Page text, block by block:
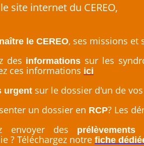
site internet du CEREO,
le CEREO, ses missions
des informations sur les
ces informations ici
urgent sur le dossier d'un de
un dossier en RCP? Les
envoyer des
prélèvements
? Téléchargez notre fiche